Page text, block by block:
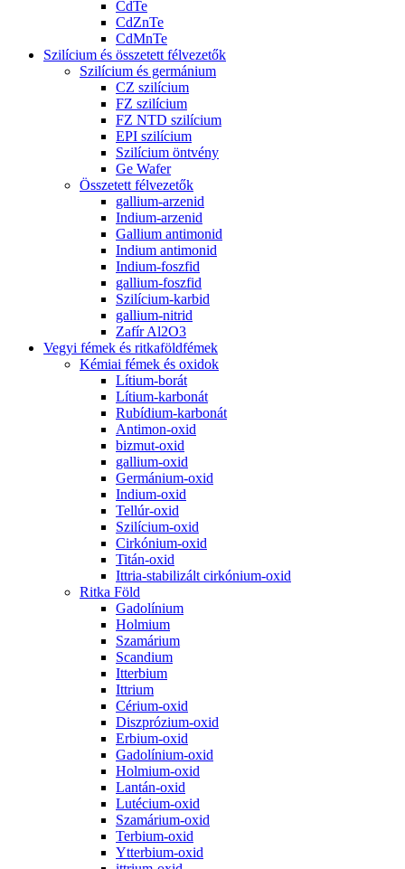
CdTe
CdZnTe
CdMnTe
Szilícium és összetett félvezetők
Szilícium és germánium
CZ szilícium
FZ szilícium
FZ NTD szilícium
EPI szilícium
Szilícium öntvény
Ge Wafer
Összetett félvezetők
gallium-arzenid
Indium-arzenid
Gallium antimonid
Indium antimonid
Indium-foszfid
gallium-foszfid
Szilícium-karbid
gallium-nitrid
Zafír Al2O3
Vegyi fémek és ritkaföldfémek
Kémiai fémek és oxidok
Lítium-borát
Lítium-karbonát
Rubídium-karbonát
Antimon-oxid
bizmut-oxid
gallium-oxid
Germánium-oxid
Indium-oxid
Tellúr-oxid
Szilícium-oxid
Cirkónium-oxid
Titán-oxid
Ittria-stabilizált cirkónium-oxid
Ritka Föld
Gadolínium
Holmium
Szamárium
Scandium
Itterbium
Ittrium
Cérium-oxid
Diszprózium-oxid
Erbium-oxid
Gadolínium-oxid
Holmium-oxid
Lantán-oxid
Lutécium-oxid
Szamárium-oxid
Terbium-oxid
Ytterbium-oxid